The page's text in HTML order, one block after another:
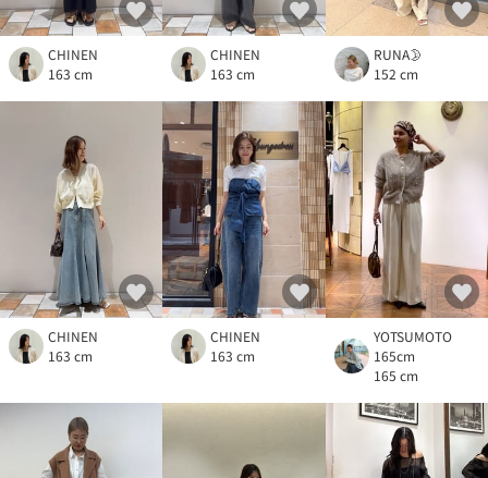
CHINEN
163 cm
CHINEN
163 cm
RUNA🌛
152 cm
CHINEN
163 cm
CHINEN
163 cm
YOTSUMOTO
165cm
165 cm